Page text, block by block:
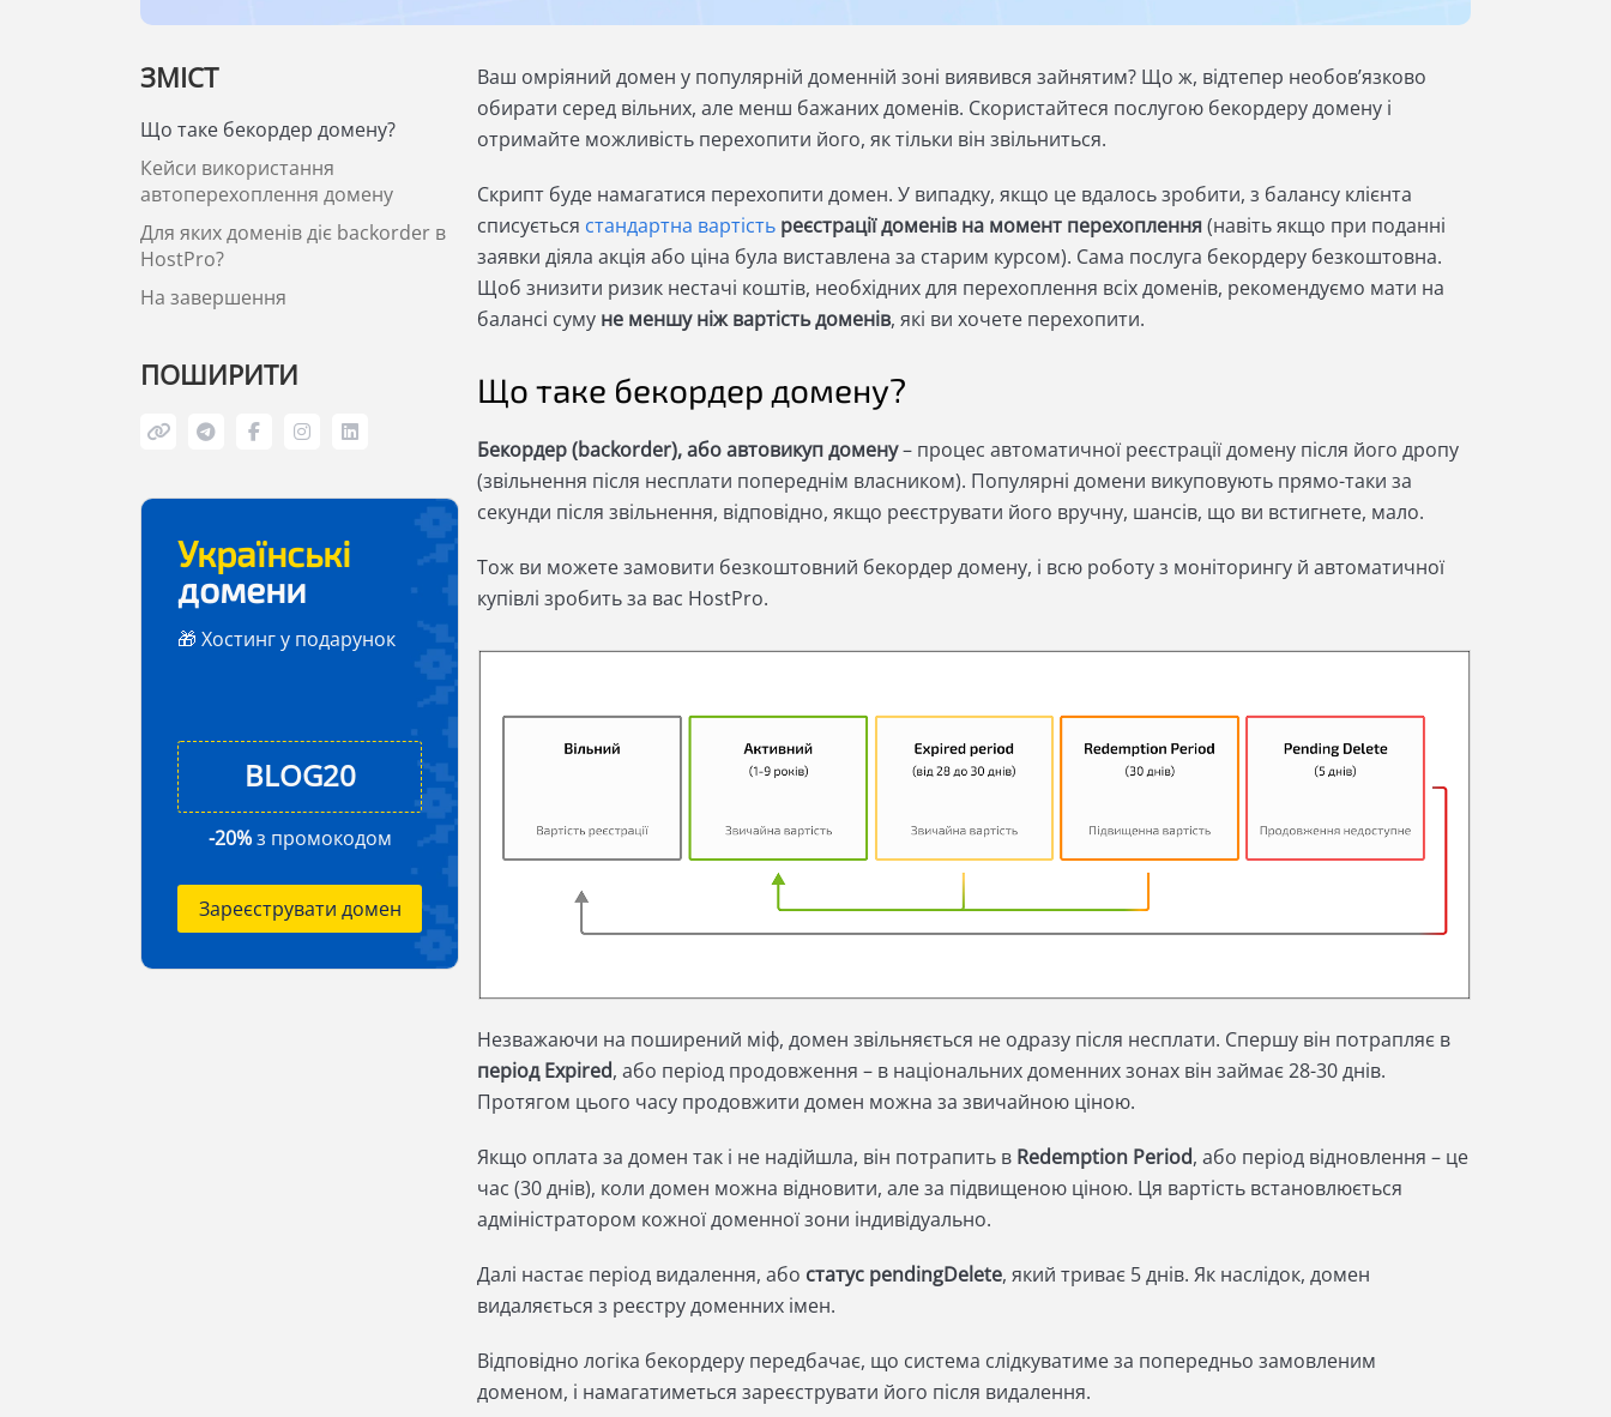
ЗМІСТ
Що таке бекордер домену?
Кейси використання
автоперехоплення домену
Для яких доменів діє backorder в
HostPro?
На завершення
ПОШИРИТИ
Українські
домени
🎁 Хостинг у подарунок
-20%з промокодом
Зареєструвати домен
Ваш омріяний домен у популярній доменній зоні виявився зайнятим? Що ж, відтепер необовʼязково
обирати серед вільних, але менш бажаних доменів. Скористайтеся послугою бекордеру домену і
отримайте можливість перехопити його, як тільки він звільниться.
Скрипт буде намагатися перехопити домен. У випадку, якщо це вдалось зробити, з балансу клієнта
списується стандартна вартість реєстрації доменів на момент перехоплення(навіть якщо при поданні
заявки діяла акція або ціна була виставлена за старим курсом). Сама послуга бекордеру безкоштовна.
Щоб знизити ризик нестачі коштів, необхідних для перехоплення всіх доменів, рекомендуємо мати на
балансі суму не меншу ніж вартість доменів, які ви хочете перехопити.
Що таке бекордер домену?
Бекордер (backorder), або автовикуп домену– процес автоматичної реєстрації домену після його дропу
(звільнення після несплати попереднім власником). Популярні домени викуповують прямо-таки за
секунди після звільнення, відповідно, якщо реєструвати його вручну, шансів, що ви встигнете, мало.
Тож ви можете замовити безкоштовний бекордер домену, і всю роботу з моніторингу й автоматичної
купівлі зробить за вас HostPro.
Незважаючи на поширений міф, домен звільняється не одразу після несплати. Спершу він потрапляє в
період Expired, або період продовження – в національних доменних зонах він займає 28-30 днів.
Протягом цього часу продовжити домен можна за звичайною ціною.
Якщо оплата за домен так і не надійшла, він потрапить в Redemption Period, або період відновлення – це
час (30 днів), коли домен можна відновити, але за підвищеною ціною. Ця вартість встановлюється
адміністратором кожної доменної зони індивідуально.
Далі настає період видалення, або статус pendingDelete, який триває 5 днів. Як наслідок, домен
видаляється з реєстру доменних імен.
Відповідно логіка бекордеру передбачає, що система слідкуватиме за попередньо замовленим
доменом, і намагатиметься зареєструвати його після видалення.